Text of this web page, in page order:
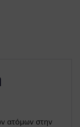
ατόμων στην